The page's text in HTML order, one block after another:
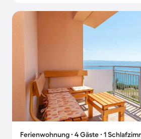
Ferienwohnung ∙ 4 Gäste ∙ 1